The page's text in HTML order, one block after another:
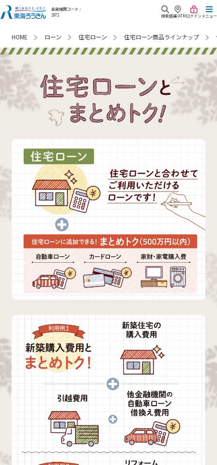
金融機関コード：
2972
検索店舗/ATMログインメニュー
キャンペーン
重要な
東海ろうきん
について
商品・サービス
預金・資産運用
ローン
相続
共済・保険
団体向けサービス
来店相談予約
Webローン申込み
よくあるご質問
各種お問合せ
各種帳票ダウンロード
あなたが最近みたページ
閉じる
HOME ローン 住宅ローン 住宅ローン商品ラインナップ